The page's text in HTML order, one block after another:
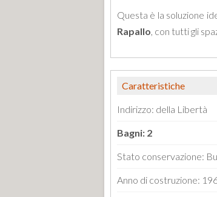
Questa è la soluzione
Rapallo, con tutti gli
Caratteristiche
Indirizzo: della Libertà
Bagni: 2
Stato conservazione:
Anno di costruzione: